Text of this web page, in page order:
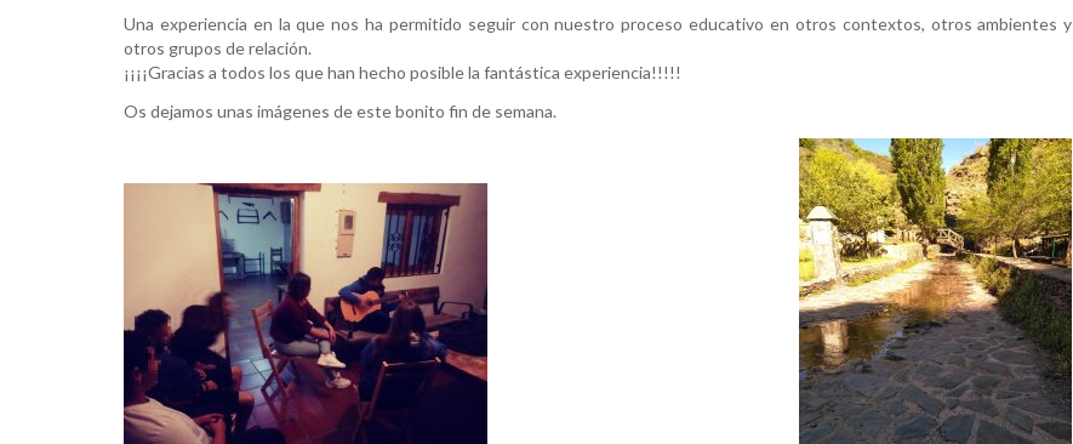
Una experiencia en la que nos ha permitido seguir con nuestro proceso educativo en otros contextos, otros ambientes y
otros grupos de relación.
¡¡¡¡Gracias a todos los que han hecho posible la fantástica experiencia!!!!!
Os dejamos unas imágenes de este bonito fin de semana.